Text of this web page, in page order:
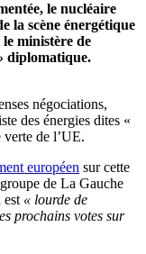
le nucléaire
la scène énergétique
le ministère de
diplomatique.
négociations,
des énergies dites «
verte de l’UE.
européen sur cette
de La Gauche
est « lourde de
prochains votes sur